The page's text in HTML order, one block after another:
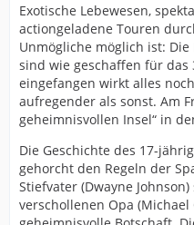
Exotische Lebewesen,
actiongeladene Touren
Unmögliche möglich ist: Die
sind wie geschaffen für das
eingefangen wirkt alles
aufregender als sonst. Am
geheimnisvollen Insel“ in
Die Geschichte des 17-
gehorcht den Regeln der
Stiefvater (Dwayne
verschollenen Opa